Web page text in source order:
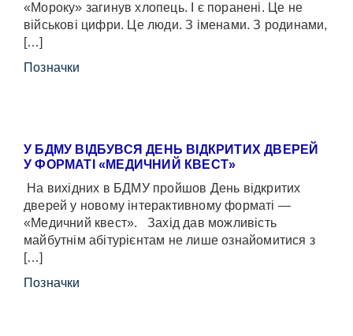
«Мороку» загинув хлопець. І є поранені. Це не
військові цифри. Це люди. З іменами. З родинами,
[…]
Позначки
У БДМУ ВІДБУВСЯ ДЕНЬ ВІДКРИТИХ ДВЕРЕЙ
У ФОРМАТІ «МЕДИЧНИЙ КВЕСТ»
На вихідних в БДМУ пройшов День відкритих
дверей у новому інтерактивному форматі —
«Медичний квест». Захід дав можливість
майбутнім абітурієнтам не лише ознайомитися з
[…]
Позначки